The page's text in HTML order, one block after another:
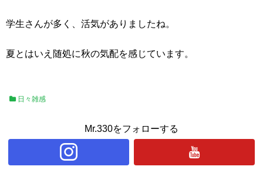
学生さんが多く、活気がありましたね。
夏とはいえ随処に秋の気配を感じています。
日々雑感
Mr.330をフォローする